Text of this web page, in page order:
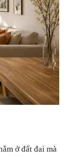
ở đất đai mà